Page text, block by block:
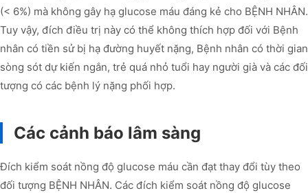
(< 6%) mà không gây hạ glucose máu đáng kẻ cho BỆNH NHÂN.
Tuy vậy, đích điều trị này có thể không thích hợp đối với Bệnh
nhân có tiền sử bị hạ đường huyết nặng, Bệnh nhân có thời gian
sòng sót dự kiến ngắn, trẻ quá nhỏ tuổi hay người già và các đối
tượng có các bệnh lý nặng phối hợp.
Các cảnh báo lâm sàng
Đích kiểm soát nồng độ glucose máu cần đạt thay đổi tùy theo
đối tượng BỆNH NHÂN. Các đích kiểm soát nồng độ glucose